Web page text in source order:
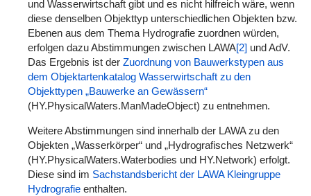
und Wasserwirtschaft gibt und es nicht hilfreich wäre, wenn
diese denselben Objekttyp unterschiedlichen Objekten bzw.
Ebenen aus dem Thema Hydrografie zuordnen würden,
erfolgen dazu Abstimmungen zwischen LAWA[2]und AdV.
Das Ergebnis ist der Zuordnung von Bauwerkstypen aus
dem Objektartenkatalog Wasserwirtschaft zu den
Objekttypen „Bauwerke an Gewässern“
(HY.PhysicalWaters.ManMadeObject) zu entnehmen.
Weitere Abstimmungen sind innerhalb der LAWA zu den
Objekten „Wasserkörper“ und „Hydrografisches Netzwerk“
(HY.PhysicalWaters.Waterbodies und HY.Network) erfolgt.
Diese sind im Sachstandsbericht der LAWA Kleingruppe
Hydrografieenthalten.